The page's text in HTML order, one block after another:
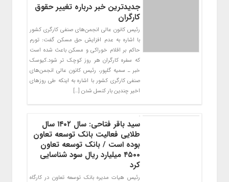
جدیدترین خبر درباره تغییر حقوق
کارگران
رئیس کانون عالی انجمن‌های صنفی کارگری کشور
با اشاره به عدم افزایش حق مسکن گفت: تورم
حاکم بر اقلام خوراکی و مسکن باعث شده است
که سفره کارگران هر روز کوچک تر شود.کیوسک
خبر ـ سمیه گلپور، رئیس کانون عالی انجمن‌های
صنفی کارگری کشور با اشاره به اینکه طی روزهای
اخیر چندین بار کنسل شدن […]
سید باقر فتاحی: سال ۱۴۰۲ سال
طلایی فعالیت بانک توسعه تعاون
بوده است / بانک توسعه تعاون
۴۵۰۰ میلیارد ریال سود شناسایی
کرد
رئیس هیات مدیره بانک توسعه تعاون در کارگاه